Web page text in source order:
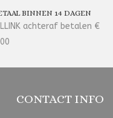
BINNEN 14 DAGEN
achteraf betalen €
CONTACT INFO